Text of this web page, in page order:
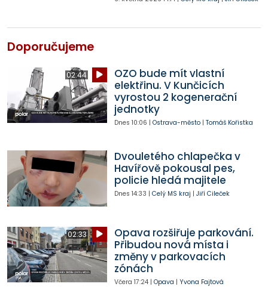
Doporučujeme
02:44
OZO bude mít vlastní
elektřinu. V Kunčicích
vyrostou 2 kogenerační
jednotky
Dnes 10:06 | Ostrava-město| Tomáš Kořistka
Dvouletého chlapečka v
Havířově pokousal pes,
policie hledá majitele
Dnes 14:33 | Celý MS kraj | Jiří Cileček
02:33
Opava rozšiřuje parkování.
Přibudou nová místa i
změny v parkovacích
zónách
Včera 17:24| Opava | Yvona Fajtová